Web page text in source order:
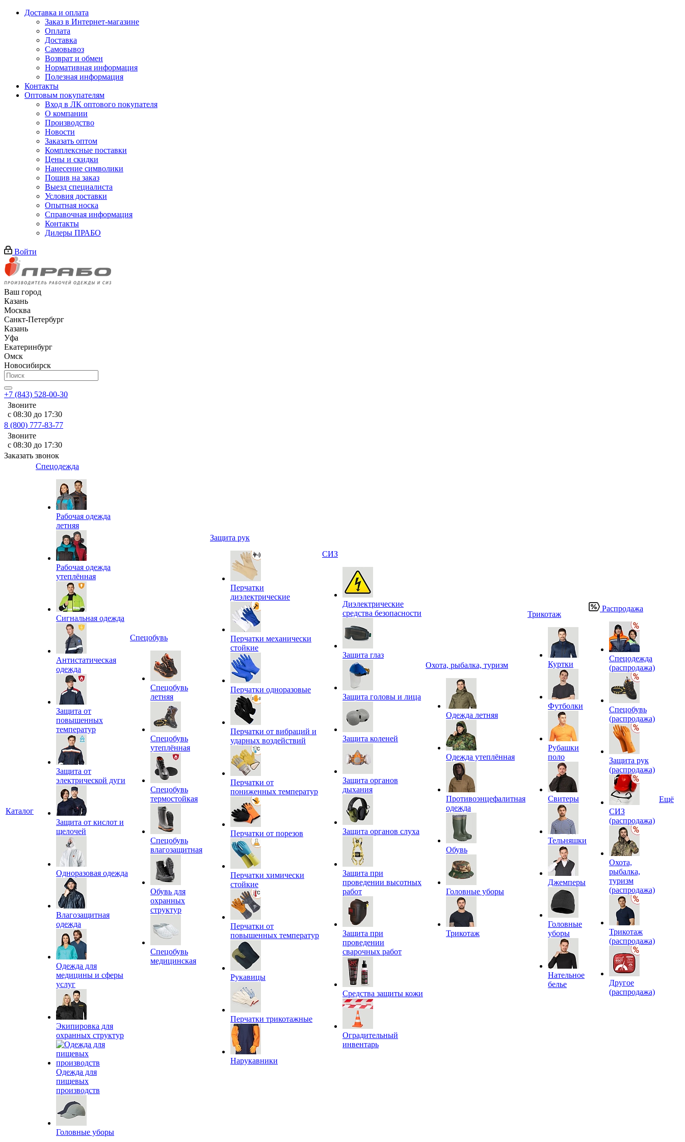
Доставка и оплата
Заказ в Интернет-магазине
Оплата
Доставка
Самовывоз
Возврат и обмен
Нормативная информация
Полезная информация
Контакты
Оптовым покупателям
Вход в ЛК оптового покупателя
О компании
Производство
Новости
Заказать оптом
Комплексные поставки
Цены и скидки
Нанесение символики
Пошив на заказ
Выезд специалиста
Условия доставки
Опытная носка
Справочная информация
Контакты
Дилеры ПРАБО
Войти
Ваш город
Казань
Москва
Санкт-Петербург
Казань
Уфа
Екатеринбург
Омск
Новосибирск
+7 (843) 528-00-30
Звоните
с 08:30 до 17:30
8 (800) 777-83-77
Звоните
с 08:30 до 17:30
Заказать звонок
Каталог
Спецодежда
Рабочая одежда
летняя
Рабочая одежда
утеплённая
Сигнальная одежда
Антистатическая
одежда
Защита от
повышенных
температур
Защита от
электрической дуги
Защита от кислот и
щелочей
Одноразовая одежда
Влагозащитная
одежда
Одежда для
медицины и сферы
услуг
Экипировка для
охранных структур
Одежда для
пищевых
производств
Головные уборы
Спецобувь
Спецобувь
летняя
Спецобувь
утеплённая
Спецобувь
термостойкая
Спецобувь
влагозащитная
Обувь для
охранных
структур
Спецобувь
медицинская
Защита рук
Перчатки
диэлектрические
Перчатки механически
стойкие
Перчатки одноразовые
Перчатки от вибраций и
ударных воздействий
Перчатки от
пониженных температур
Перчатки от порезов
Перчатки химически
стойкие
Перчатки от
повышенных температур
Рукавицы
Перчатки трикотажные
Нарукавники
СИЗ
Диэлектрические
средства безопасности
Защита глаз
Защита головы и лица
Защита коленей
Защита органов
дыхания
Защита органов слуха
Защита при
проведении высотных
работ
Защита при
проведении
сварочных работ
Средства защиты кожи
Оградительный
инвентарь
Охота, рыбалка, туризм
Одежда летняя
Одежда утеплённая
Противоэнцефалитная
одежда
Обувь
Головные уборы
Трикотаж
Трикотаж
Куртки
Футболки
Рубашки
поло
Свитеры
Тельняшки
Джемперы
Головные
уборы
Нательное
белье
Распродажа
Спецодежда
(распродажа)
Спецобувь
(распродажа)
Защита рук
(распродажа)
СИЗ
(распродажа)
Охота,
рыбалка,
туризм
(распродажа)
Трикотаж
(распродажа)
Другое
(распродажа)
Ещё